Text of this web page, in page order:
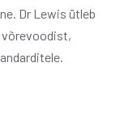
Dr Lewis ütleb
võrevoodist,